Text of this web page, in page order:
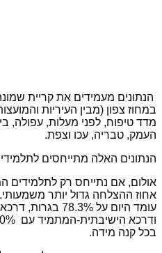
הנתונים מעמידים את קריית
במחוז צפון (מבין העיריות
מדד טיפוח, לפני מעלות, עפולה,
העמק, טבריה, עכו וצפת.
הנתונים האלה מתייחסים
אולום, אם נתייחס רק לתלמידים
אחוז ההצלחה גדול יותר
בכל קנה מידה.